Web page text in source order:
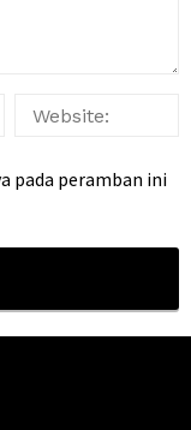
pada peramban ini